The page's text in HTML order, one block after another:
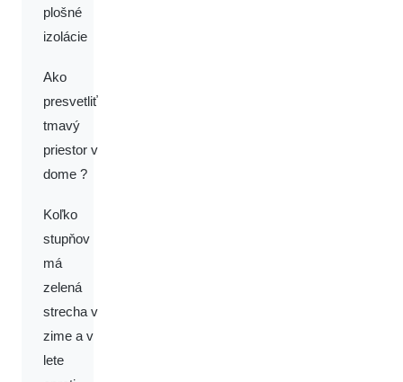
plošné
izolácie
Ako
presvetliť
tmavý
priestor v
dome ?
Koľko
stupňov
má
zelená
strecha v
zime a v
lete